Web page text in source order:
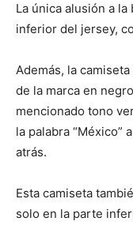
La única alusión a
inferior del jersey,
Además, la
de la marca en
mencionado tono
la palabra “México”
atrás.
Esta camiseta
solo en la parte